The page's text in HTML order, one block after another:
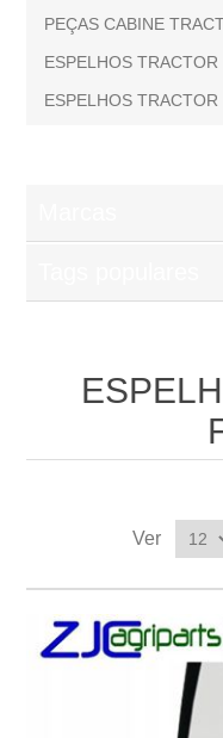
PEÇAS CABINE
ESPELHOS
ESPELHOS
Ver